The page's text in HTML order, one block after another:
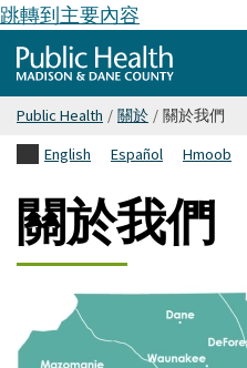
跳轉到主要內容
Public
Health
Madison
& Dane
County
Public Health / 關於 / 關於我們
English
Español Hmoob
關於我們